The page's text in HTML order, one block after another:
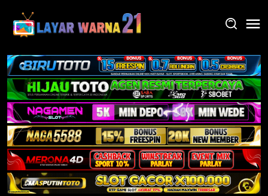
content